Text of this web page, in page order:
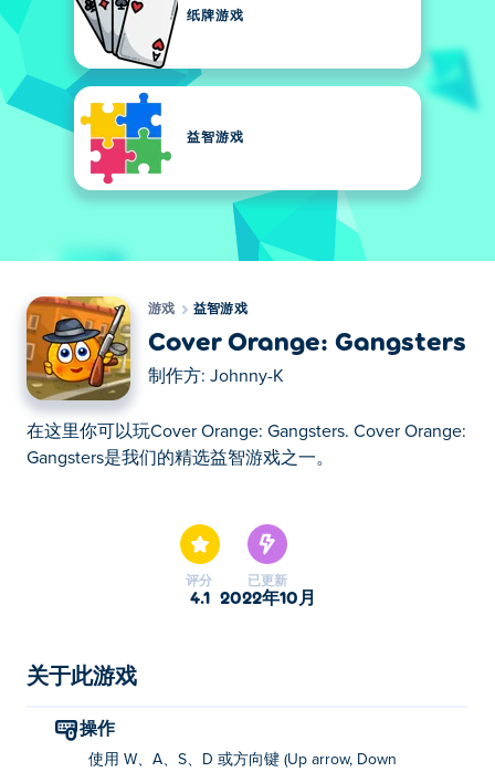
纸牌游戏
益智游戏
游戏 益智游戏
Cover Orange: Gangsters
制作方: Johnny-K
在这里你可以玩Cover Orange: Gangsters. Cover Orange:
Gangsters是我们的精选益智游戏之一。
评分
4.1
已更新
2022年10月
关于此游戏
操作
使用 W、A、S、D 或方向键 (Up arrow, Down